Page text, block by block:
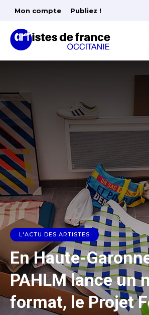
Mon compte Publiez !
L'ACTU DES ARTISTES
En Haute-
PAHLM lance un
format, le Projet